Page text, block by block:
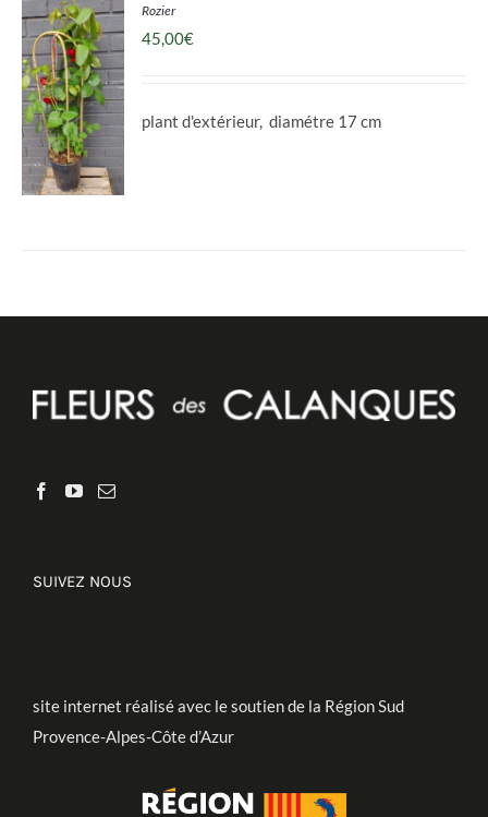
Rozier
45,00€
plant d'extérieur, diamétre 17 cm
SUIVEZ NOUS
site internet réalisé avec le soutien de la Région Sud
Provence-Alpes-Côte d’Azur